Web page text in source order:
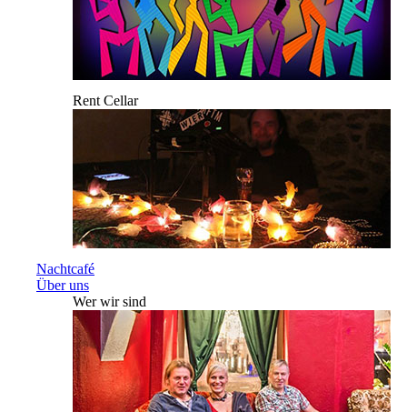
Rent Cellar
Nachtcafé
Über uns
Wer wir sind